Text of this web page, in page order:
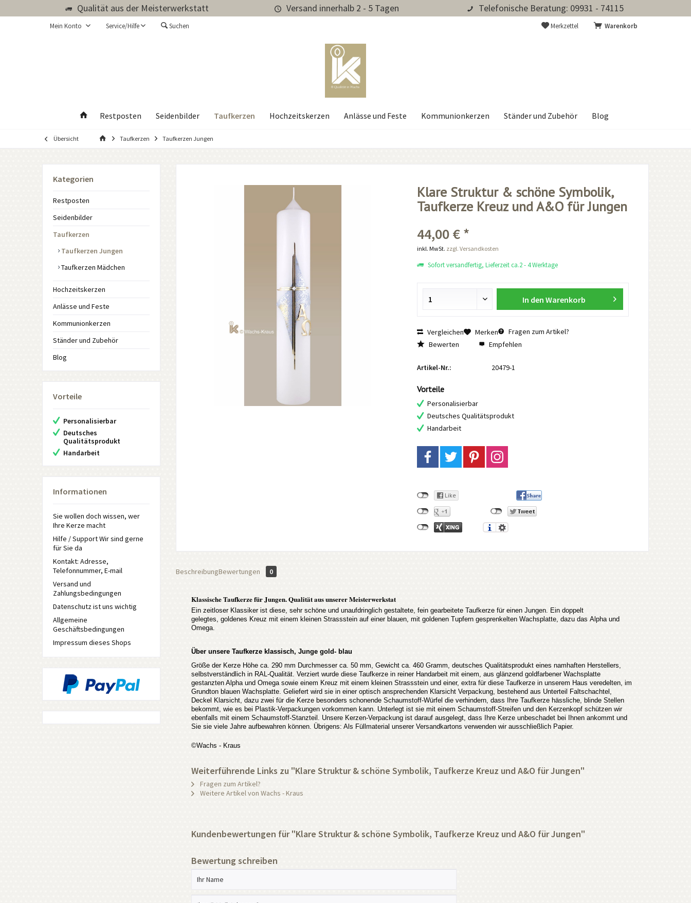
Qualität aus der Meisterwerkstatt Versand innerhalb 2 - 5 Tagen Telefonische Beratung: 09931 - 74115
Warenkorb
Merkzettel
Mein Konto Service/Hilfe Suchen
Restposten Seidenbilder Taufkerzen Hochzeitskerzen Anlässe und Feste Kommunionkerzen Ständer und Zubehör Blog
Übersicht Taufkerzen Taufkerzen Jungen
Kategorien
Restposten
Seidenbilder
Taufkerzen
Taufkerzen Jungen
Taufkerzen Mädchen
Hochzeitskerzen
Anlässe und Feste
Kommunionkerzen
Ständer und Zubehör
Blog
Vorteile
Personalisierbar
Deutsches
Qualitätsprodukt
Handarbeit
Informationen
Sie wollen doch wissen, wer
Ihre Kerze macht
Hilfe / Support Wir sind gerne
für Sie da
Kontakt: Adresse,
Telefonnummer, E-mail
Versand und
Zahlungsbedingungen
Datenschutz ist uns wichtig
Allgemeine
Geschäftsbedingungen
Impressum dieses Shops
Klare Struktur & schöne Symbolik,
Taufkerze Kreuz und A&O für Jungen
44,00 € *
inkl. MwSt. zzgl. Versandkosten
Sofort versandfertig, Lieferzeit ca.2 - 4 Werktage
In den Warenkorb
Vergleichen Merken
Fragen zum Artikel?
Bewerten
Empfehlen
Artikel-Nr.: 20479-1
Vorteile
Personalisierbar
Deutsches Qualitätsprodukt
Handarbeit
BeschreibungBewertungen 0
Klassische Taufkerze für Jungen. Qualität aus unserer Meisterwerkstat
Ein zeitloser Klassiker ist diese, sehr schöne und unaufdringlich gestaltete, fein gearbeitete Taufkerze für einen Jungen. Ein doppelt
gelegtes, goldenes Kreuz mit einem kleinen Strassstein auf einer blauen, mit goldenen Tupfern gesprenkelten Wachsplatte, dazu das Alpha und
Omega.
Über unsere Taufkerze klassisch, Junge gold- blau
Größe der Kerze Höhe ca. 290 mm Durchmesser ca. 50 mm, Gewicht ca. 460 Gramm, deutsches Qualitätsprodukt eines namhaften Herstellers,
selbstverständlich in RAL-Qualität. Verziert wurde diese Taufkerze in reiner Handarbeit mit einem, aus glänzend goldfarbener Wachsplatte
gestanzten Alpha und Omega sowie einem Kreuz mit einem kleinen Strassstein und einer, extra für diese Taufkerze in unserem Haus veredelten, im
Grundton blauen Wachsplatte. Geliefert wird sie in einer optisch ansprechenden Klarsicht Verpackung, bestehend aus Unterteil Faltschachtel,
Deckel Klarsicht, dazu zwei für die Kerze besonders schonende Schaumstoff-Würfel die verhindern, dass Ihre Taufkerze hässliche, blinde Stellen
bekommt, wie es bei Plastik-Verpackungen vorkommen kann. Unterlegt ist sie mit einem Schaumstoff-Streifen und den Kerzenkopf schützen wir
ebenfalls mit einem Schaumstoff-Stanzteil. Unsere Kerzen-Verpackung ist darauf ausgelegt, dass Ihre Kerze unbeschadet bei Ihnen ankommt und
Sie sie viele Jahre aufbewahren können. Übrigens: Als Füllmaterial unserer Versandkartons verwenden wir ausschließlich Papier.
©Wachs - Kraus
Weiterführende Links zu "Klare Struktur & schöne Symbolik, Taufkerze Kreuz und A&O für Jungen"
Fragen zum Artikel?
Weitere Artikel von Wachs - Kraus
Kundenbewertungen für "Klare Struktur & schöne Symbolik, Taufkerze Kreuz und A&O für Jungen"
Bewertung schreiben